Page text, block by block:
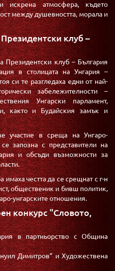
искрена атмосфера, където
между душевността, морала и
клуб –
Президентски клуб – България
в столицата на Унгария –
си те разгледаха едни от най-
забележителности –
Унгарски парламент,
както и Будайския замък и
участие в среща на Унгаро-
запозна с представители на
и обсъди възможности за
имаха честта да се срещнат с г-н
общественик и бивш политик,
унгарските отношения.
конкурс "Словото,
в партньорство с Община
Димитров“ и Художествена